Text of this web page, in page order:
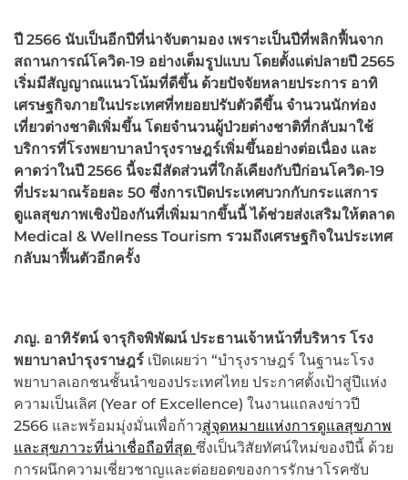
ปี 2566 นับเป็นอีกปีที่น่าจับตามอง เพราะเป็นปีที่พลิกฟื้นจาก
สถานการณ์โควิด-19 อย่างเต็มรูปแบบ โดยตั้งแต่ปลายปี 2565
เริ่มมีสัญญาณแนวโน้มที่ดีขึ้น ด้วยปัจจัยหลายประการ อาทิ
เศรษฐกิจภายในประเทศที่ทยอยปรับตัวดีขึ้น จำนวนนักท่อง
เที่ยวต่างชาติเพิ่มขึ้น โดยจำนวนผู้ป่วยต่างชาติที่กลับมาใช้
บริการที่โรงพยาบาลบำรุงราษฎร์เพิ่มขึ้นอย่างต่อเนื่อง และ
คาดว่าในปี 2566 นี้จะมีสัดส่วนที่ใกล้เคียงกับปีก่อนโควิด-19
ที่ประมาณร้อยละ 50 ซึ่งการเปิดประเทศบวกกับกระแสการ
ดูแลสุขภาพเชิงป้องกันที่เพิ่มมากขึ้นนี้ ได้ช่วยส่งเสริมให้ตลาด
Medical & Wellness Tourism รวมถึงเศรษฐกิจในประเทศ
กลับมาฟื้นตัวอีกครั้ง
ภญ. อาทิรัตน์ จารุกิจพิพัฒน์ ประธานเจ้าหน้าที่บริหาร โรง
พยาบาลบำรุงราษฎร์ เปิดเผยว่า “บำรุงราษฎร์ ในฐานะโรง
พยาบาลเอกชนชั้นนำของประเทศไทย ประกาศตั้งเป้าสู่ปีแห่ง
ความเป็นเลิศ (Year of Excellence) ในงานแถลงข่าวปี
2566 และพร้อมมุ่งมั่นเพื่อก้าวสู่จุดหมายแห่งการดูแลสุขภาพ
และสุขภาวะที่น่าเชื่อถือที่สุด ซึ่งเป็นวิสัยทัศน์ใหม่ของปีนี้ ด้วย
การผนึกความเชี่ยวชาญและต่อยอดของการรักษาโรคซับ